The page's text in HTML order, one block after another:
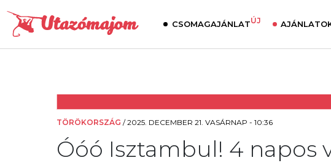
CSOMAGAJÁNLATÚJ
TÖRÖKORSZÁG /2025. DECEMBER 21. VASÁRNAP - 10:36
Óóó Isztambul! 4 napos